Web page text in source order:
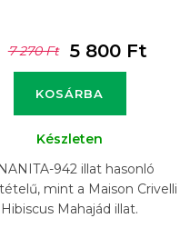
7 270 Ft 5 800 Ft
KOSÁRBA
Készleten
942 illat hasonló
mint a Maison Crivelli
Hibiscus Mahajád illat.